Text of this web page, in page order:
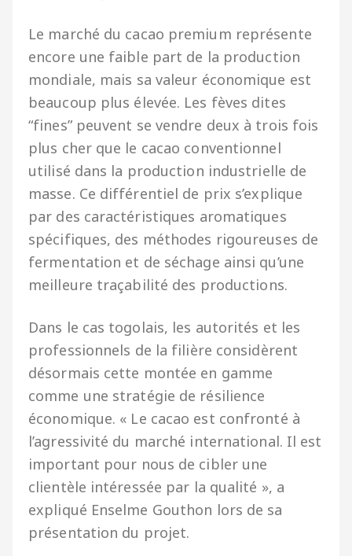
Le marché du cacao premium représente
encore une faible part de la production
mondiale, mais sa valeur économique est
beaucoup plus élevée. Les fèves dites
“fines” peuvent se vendre deux à trois fois
plus cher que le cacao conventionnel
utilisé dans la production industrielle de
masse. Ce différentiel de prix s’explique
par des caractéristiques aromatiques
spécifiques, des méthodes rigoureuses de
fermentation et de séchage ainsi qu’une
meilleure traçabilité des productions.
Dans le cas togolais, les autorités et les
professionnels de la filière considèrent
désormais cette montée en gamme
comme une stratégie de résilience
économique. « Le cacao est confronté à
l’agressivité du marché international. Il est
important pour nous de cibler une
clientèle intéressée par la qualité », a
expliqué Enselme Gouthon lors de sa
présentation du projet.